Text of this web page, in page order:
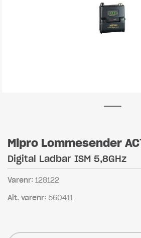
Mipro Lommesender
Digital Ladbar ISM 5,8GHz
Varenr: 128122
Alt. varenr: 560411